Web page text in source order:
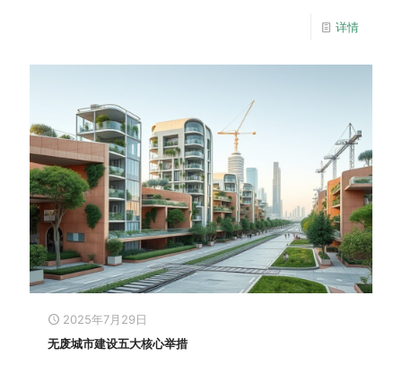
详情
2025年7月29日
无废城市建设五大核心举措